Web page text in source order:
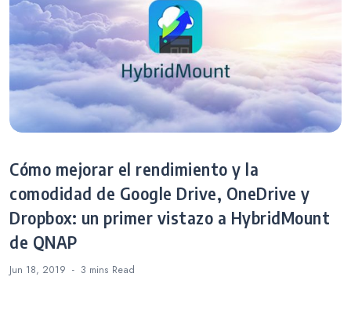
Cómo mejorar el rendimiento y la
comodidad de Google Drive, OneDrive y
Dropbox: un primer vistazo a HybridMount
de QNAP
Jun 18, 2019 3 mins Read